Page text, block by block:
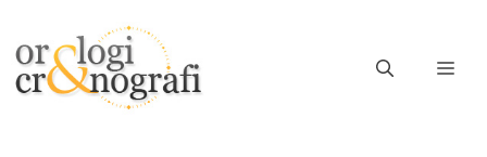
contenuto